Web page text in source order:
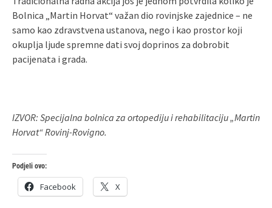
Bolnica „Martin Horvat“ važan dio rovinjske zajednice – ne
samo kao zdravstvena ustanova, nego i kao prostor koji
okuplja ljude spremne dati svoj doprinos za dobrobit
pacijenata i grada.
IZVOR: Specijalna bolnica za ortopediju i rehabilitaciju „Martin
Horvat“ Rovinj-Rovigno.
Podjeli ovo:
Facebook X